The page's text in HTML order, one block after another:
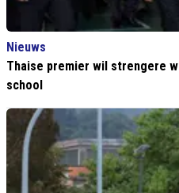
Nieuws
Thaise premier wil strengere
school